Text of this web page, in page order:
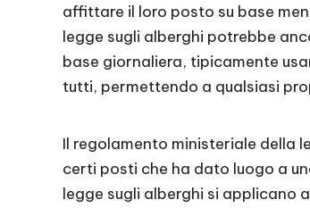
affittare il loro posto su base
legge sugli alberghi potrebbe
base giornaliera, tipicamente
tutti, permettendo a qualsiasi
Il regolamento ministeriale della
certi posti che ha dato luogo a
legge sugli alberghi si applicano